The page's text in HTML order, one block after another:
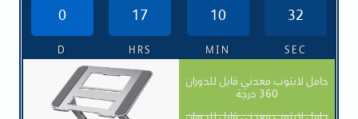
0 17 10 30
D HRS MIN SEC
حامل لابتوب معدني قابل للدوران
360 درجة